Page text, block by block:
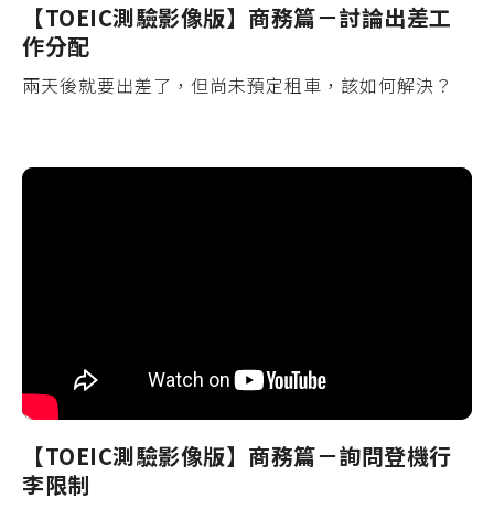
【TOEIC測驗影像版】商務篇－討論出差工
作分配
兩天後就要出差了，但尚未預定租車，該如何解決？
【TOEIC測驗影像版】商務篇－詢問登機行
李限制